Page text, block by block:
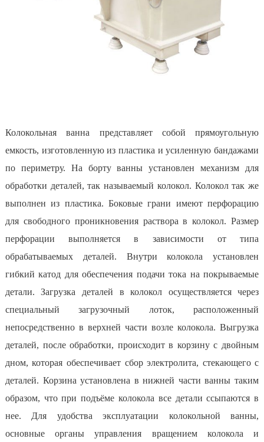
Колокольная ванна представляет собой прямоугольную
емкость, изготовленную из пластика и усиленную бандажами
по периметру. На борту ванны установлен механизм для
обработки деталей, так называемый колокол. Колокол так же
выполнен из пластика. Боковые грани имеют перфорацию
для свободного проникновения раствора в колокол. Размер
перфорации выполняется в зависимости от типа
обрабатываемых деталей. Внутри колокола установлен
гибкий катод для обеспечения подачи тока на покрываемые
детали. Загрузка деталей в колокол осуществляется через
специальный загрузочный лоток, расположенный
непосредственно в верхней части возле колокола. Выгрузка
деталей, после обработки, происходит в корзину с двойным
дном, которая обеспечивает сбор электролита, стекающего с
деталей. Корзина установлена в нижней части ванны таким
образом, что при подъёме колокола все детали ссыпаются в
нее. Для удобства эксплуатации колокольной ванны,
основные органы управления вращением колокола и